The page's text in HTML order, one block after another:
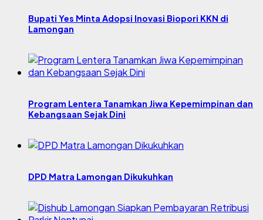
Bupati Yes Minta Adopsi Inovasi Biopori KKN di
Lamongan
Program Lentera Tanamkan Jiwa Kepemimpinan dan
Kebangsaan Sejak Dini
DPD Matra Lamongan Dikukuhkan